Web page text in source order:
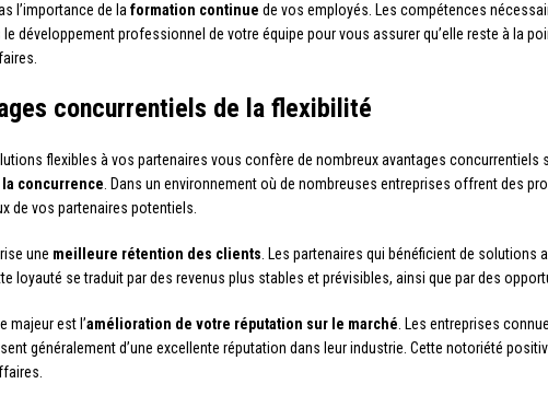
l’importance de la formation continue de vos employés. Les compétences
le développement professionnel de votre équipe pour vous assurer qu’elle reste à la
concurrentiels de la flexibilité
flexibles à vos partenaires vous confère de nombreux avantages concurrentiels
concurrence . Dans un environnement où de nombreuses entreprises offrent des
de vos partenaires potentiels.
une meilleure rétention des clients . Les partenaires qui bénéficient de
loyauté se traduit par des revenus plus stables et prévisibles, ainsi que par des
majeur est l’amélioration de votre réputation sur le marché . Les entreprises
généralement d’une excellente réputation dans leur industrie. Cette notoriété